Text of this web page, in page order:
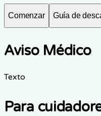
Comenzar Guía de
Aviso Médico
Texto
Para